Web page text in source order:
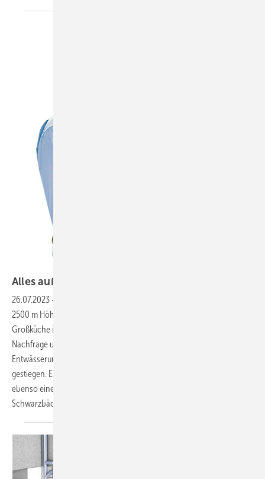
Alles außer
26.07.2023 -
2500 m Höhe oder die Abscheider- und Pumpentechnik für eine neue
Großküche in einem denkmalgeschützten Kellergewölbe: Die
Nachfrage und die Anforderungen in Bezug auf kundenindividuelle
Entwässerungs­lösungen sind in den letzten Jahren deutlich
gestiegen. Eine Herausforderung – auch für das Handwerk –, aber
ebenso eine Chance mit großem Entwicklungspotenzial, wie Thomas
Schwarz­bäcker im Gespräch mit der SBZ